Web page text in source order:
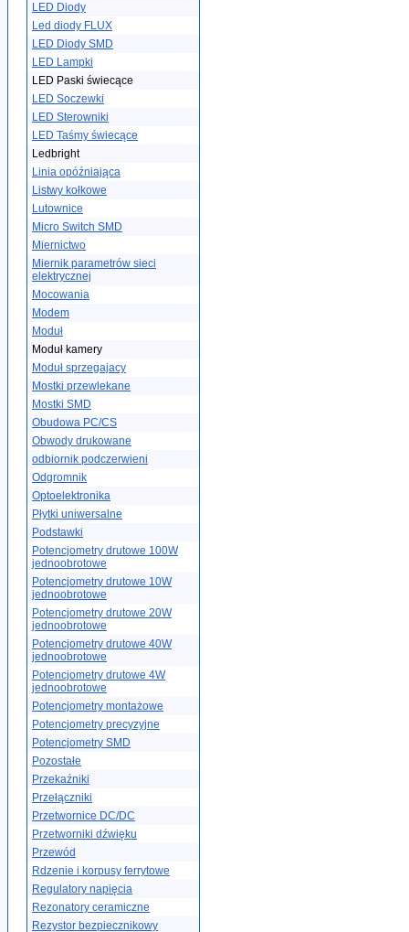
LED Diody
Led diody FLUX
LED Diody SMD
LED Lampki
LED Paski świecące
LED Soczewki
LED Sterowniki
LED Taśmy świecące
Ledbright
Linia opóźniająca
Listwy kołkowe
Lutownice
Micro Switch SMD
Miernictwo
Miernik parametrów sieci
elektrycznej
Mocowania
Modem
Moduł
Moduł kamery
Moduł sprzegajacy
Mostki przewlekane
Mostki SMD
Obudowa PC/CS
Obwody drukowane
odbiornik podczerwieni
Odgromnik
Optoelektronika
Płytki uniwersalne
Podstawki
Potencjometry drutowe 100W
jednoobrotowe
Potencjometry drutowe 10W
jednoobrotowe
Potencjometry drutowe 20W
jednoobrotowe
Potencjometry drutowe 40W
jednoobrotowe
Potencjometry drutowe 4W
jednoobrotowe
Potencjometry montażowe
Potencjometry precyzyjne
Potencjometry SMD
Pozostałe
Przekaźniki
Przełączniki
Przetwornice DC/DC
Przetworniki dźwięku
Przewód
Rdzenie i korpusy ferrytowe
Regulatory napięcia
Rezonatory ceramiczne
Rezystor bezpiecznikowy